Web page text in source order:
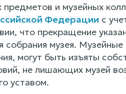
и музейных
Федерации с
что прекращение
собрания музея.
могут быть изъяты
не лишающих музей
уставом.